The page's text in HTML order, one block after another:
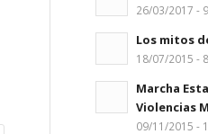
26/03/2017 -
Los mitos
18/07/2015 -
Marcha
Violencias
09/11/2015 -